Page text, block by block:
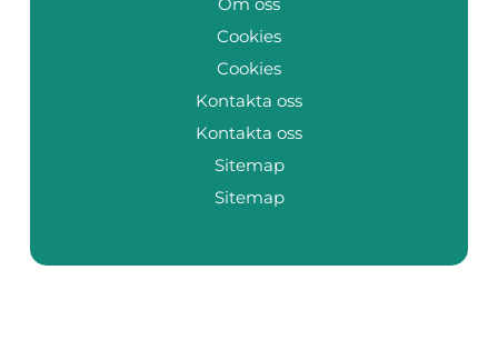
Cookies
Cookies
Kontakta oss
Kontakta oss
Sitemap
Sitemap